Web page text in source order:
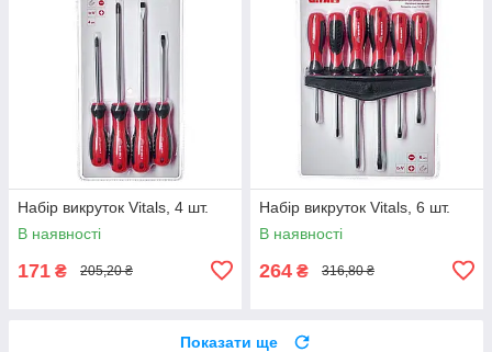
Набір викруток Vitals, 4 шт.
В наявності
171 ₴ 205,20 ₴
Набір викруток Vitals, 6 шт.
В наявності
264 ₴ 316,80 ₴
Показати ще